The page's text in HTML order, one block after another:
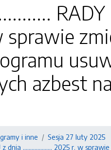
sprawie
azbest
i inne
Sesja 27 luty 2025
z dnia .................... 2025 r. w